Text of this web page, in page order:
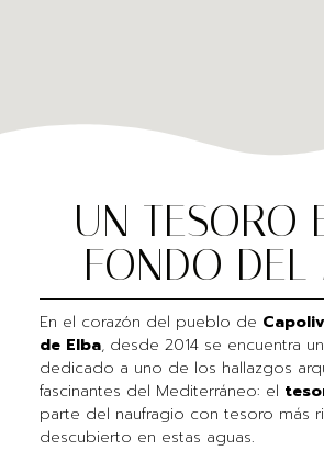
UN TESORO
FONDO DEL
En el corazón del pueblo de
de Elba, desde 2014 se encuentra
dedicado a uno de los hallazgos
fascinantes del Mediterráneo: el
parte del naufragio con tesoro más
descubierto en estas aguas.